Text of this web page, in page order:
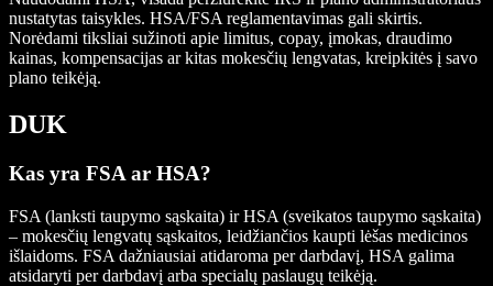
nustatytas taisykles. HSA/FSA reglamentavimas gali skirtis.
Norėdami tiksliai sužinoti apie limitus, copay, įmokas, draudimo
kainas, kompensacijas ar kitas mokesčių lengvatas, kreipkitės į savo
plano teikėją.
DUK
Kas yra FSA ar HSA?
FSA (lanksti taupymo sąskaita) ir HSA (sveikatos taupymo sąskaita)
– mokesčių lengvatų sąskaitos, leidžiančios kaupti lėšas medicinos
išlaidoms. FSA dažniausiai atidaroma per darbdavį, HSA galima
atsidaryti per darbdavį arba specialų paslaugų teikėją.